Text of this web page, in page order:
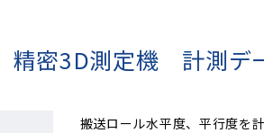
精密3D測定機 計測デ
搬送ロール水平度、平行度を計